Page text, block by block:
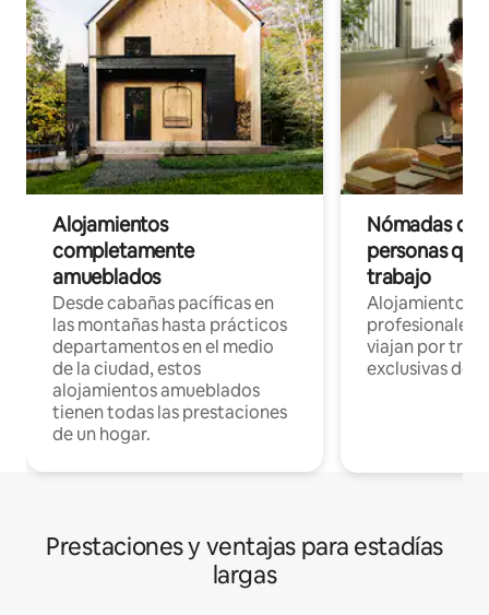
Alojamientos
completamente
amueblados
Desde cabañas pacíficas en
las montañas hasta prácticos
departamentos en el medio
de la ciudad, estos
alojamientos amueblados
tienen todas las prestaciones
de un hogar.
Nómadas
personas
trabajo
Alojamientos
profesionales
viajan por
exclusivas de
Prestaciones y ventajas para estadías
largas